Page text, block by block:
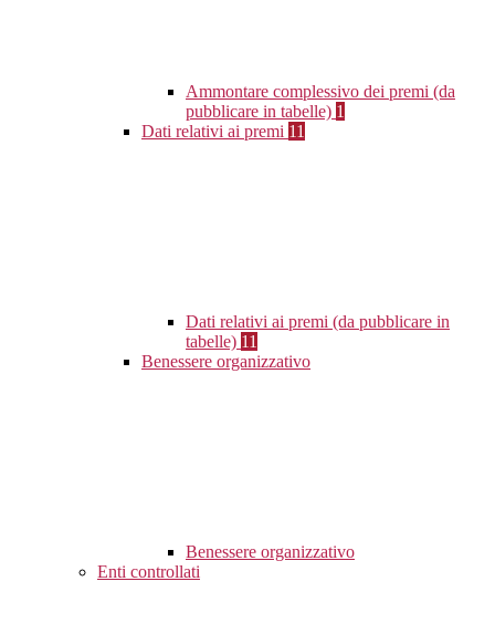
Ammontare complessivo dei premi (da
pubblicare in tabelle) 1
Dati relativi ai premi 11
Dati relativi ai premi (da pubblicare in
tabelle) 11
Benessere organizzativo
Benessere organizzativo
Enti controllati